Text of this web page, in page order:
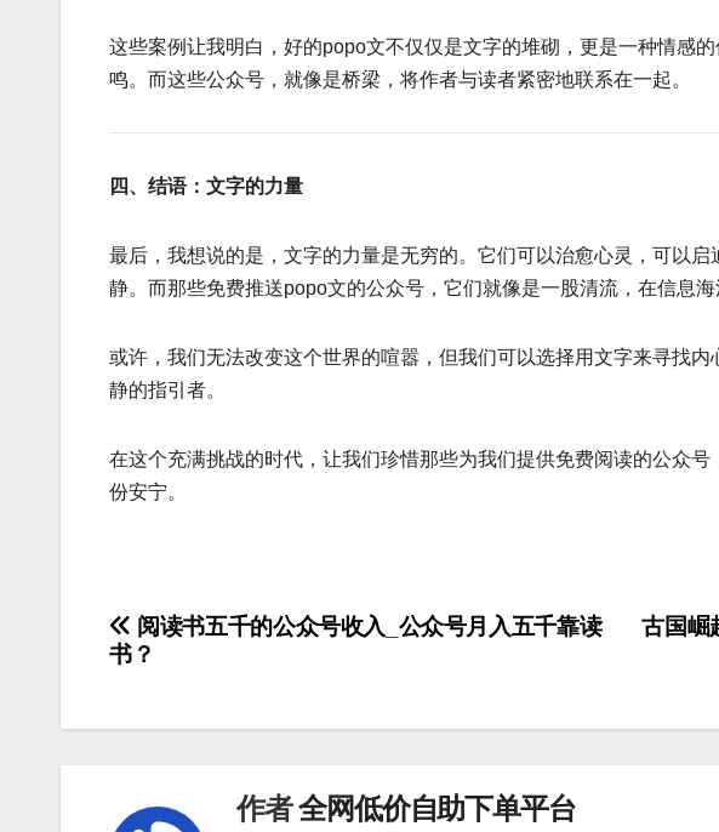
这些案例让我明白，好的popo文不仅仅是文字的堆砌，更是一种情感
鸣。而这些公众号，就像是桥梁，将作者与读者紧密地联系在一起。
四、结语：文字的力量
最后，我想说的是，文字的力量是无穷的。它们可以治愈心灵，可以
静。而那些免费推送popo文的公众号，它们就像是一股清流，在信息海
或许，我们无法改变这个世界的喧嚣，但我们可以选择用文字来寻找
静的指引者。
在这个充满挑战的时代，让我们珍惜那些为我们提供免费阅读的公众
份安宁。
文
导
古国崛
阅读书五千的公众号收入_公众号月入五千靠读
书？
作者全网低价自助下单平台